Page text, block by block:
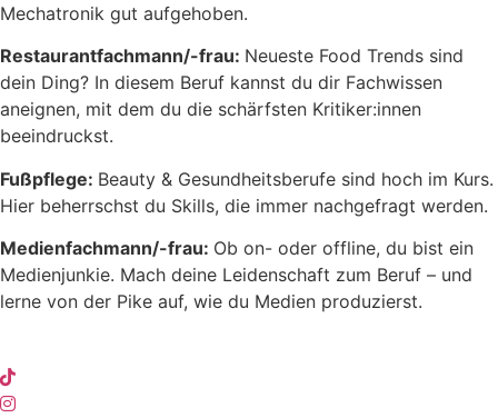
Mechatronik gut aufgehoben.
Restaurantfachmann/-frau: Neueste Food Trends sind
dein Ding? In diesem Beruf kannst du dir Fachwissen
aneignen, mit dem du die schärfsten Kritiker:innen
beeindruckst.
Fußpflege: Beauty & Gesundheitsberufe sind hoch im Kurs.
Hier beherrschst du Skills, die immer nachgefragt werden.
Medienfachmann/-frau: Ob on- oder offline, du bist ein
Medienjunkie. Mach deine Leidenschaft zum Beruf – und
lerne von der Pike auf, wie du Medien produzierst.